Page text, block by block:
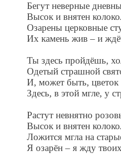
Бегут неверные
Высок и внятен
Озарены церковные
Их камень жив – и
Ты здесь пройдёшь,
Одетый страшной
И, может быть,
Здесь, в этой мгле, у
Растут невнятно
Высок и внятен
Ложится мгла на
Я озарён – я жду